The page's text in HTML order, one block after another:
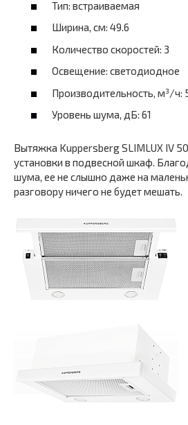
Тип: встраиваемая
Ширина, см: 49.6
Количество скоростей: 3
Освещение: светодиодное
Производительность, м³/ч:
Уровень шума, дБ: 61
Вытяжка Kuppersberg SLIMLUX IV
установки в подвесной шкаф.
шума, ее не слышно даже на
разговору ничего не будет мешать.